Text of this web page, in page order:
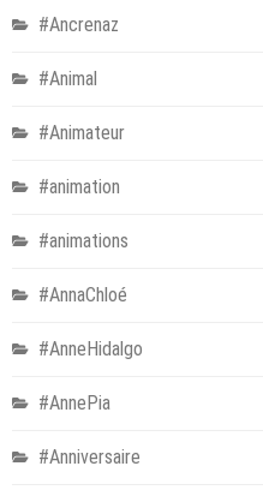
#Ancrenaz
#Animal
#Animateur
#animation
#animations
#AnnaChloé
#AnneHidalgo
#AnnePia
#Anniversaire